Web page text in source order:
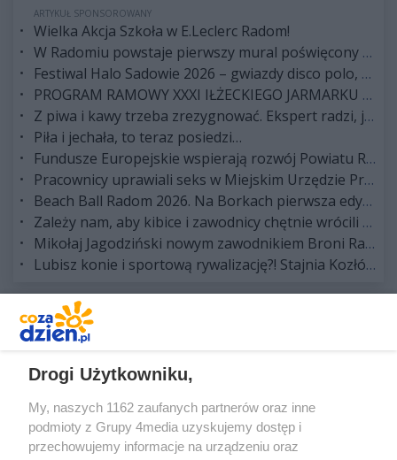
ARTYKUŁ SPONSOROWANY
Wielka Akcja Szkoła w E.Leclerc Radom!
W Radomiu powstaje pierwszy mural poświęcony księdzu Romanowi Kotlarzowi
Festiwal Halo Sadowie 2026 – gwiazdy disco polo, hip-hopu i dobra zabawa dla całej rodziny!
PROGRAM RAMOWY XXXI IŁŻECKIEGO JARMARKU SZTUKI LUDOWEJ
Z piwa i kawy trzeba zrezygnować. Ekspert radzi, jak przetrwać upalne dni
Piła i jechała, to teraz posiedzi…
Fundusze Europejskie wspierają rozwój Powiatu Radomskiego. Trwa rozbudowa drogi powiatowej nr 3539W Radom - Gębarzów - Polany (III etap)
Pracownicy uprawiali seks w Miejskim Urzędzie Pracy w Radomiu
Beach Ball Radom 2026. Na Borkach pierwsza edycja turnieju. "Chcemy stworzyć nową sportową tradycję"
Zależy nam, aby kibice i zawodnicy chętnie wrócili na kolejne edycje Beach Ball Radom. Zapraszamy
Mikołaj Jagodziński nowym zawodnikiem Broni Radom
Lubisz konie i sportową rywalizację?! Stajnia Kozłów, zaprasza na sierpniową odsłonę ogólnopolskich zawodów w skokach przez przeszkody
Drogi Użytkowniku,
My, naszych 1162 zaufanych partnerów oraz inne
podmioty z Grupy 4media uzyskujemy dostęp i
przechowujemy informacje na urządzeniu oraz